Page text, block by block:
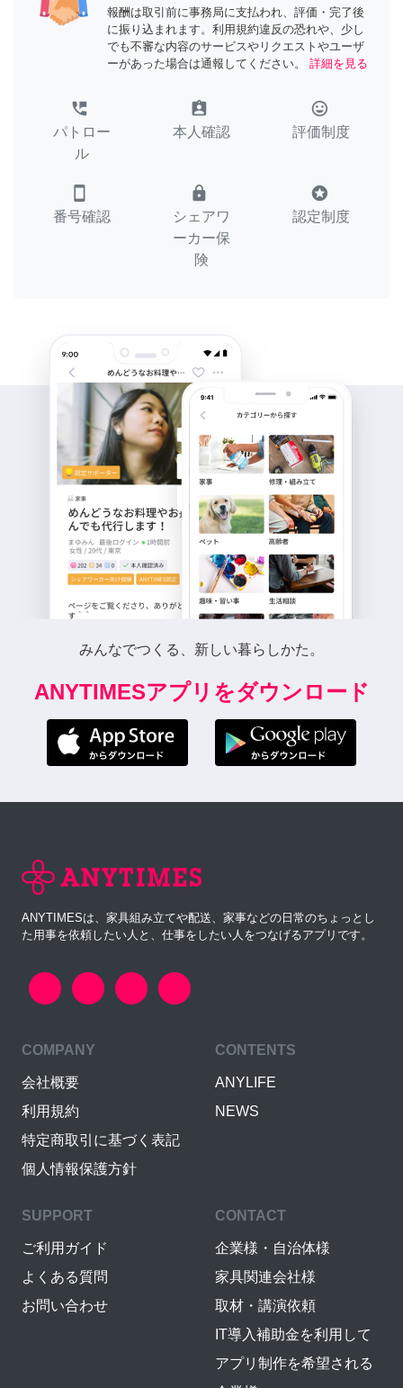
報酬は取引前に事務局に支払われ、評価・完了後
に振り込まれます。利用規約違反の恐れや、少し
でも不審な内容のサービスやリクエストやユーザ
ーがあった場合は通報してください。
詳細を見る
perm_phone_msg
パトロー
ル
assignment_ind
本人確認
tag_faces
評価制度
smartphone
番号確認
lock
シェアワ
ーカー保
険
stars
認定制度
みんなでつくる、新しい暮らしかた。
ANYTIMESアプリをダウンロード
ANYTIMESは、家具組み立てや配送、家事などの日常のちょっとし
た用事を依頼したい人と、仕事をしたい人をつなげるアプリです。
COMPANY
会社概要
利用規約
特定商取引に基づく表記
個人情報保護方針
CONTENTS
ANYLIFE
NEWS
SUPPORT
ご利用ガイド
よくある質問
お問い合わせ
CONTACT
企業様・自治体様
家具関連会社様
取材・講演依頼
IT導入補助金を利用して
アプリ制作を希望される